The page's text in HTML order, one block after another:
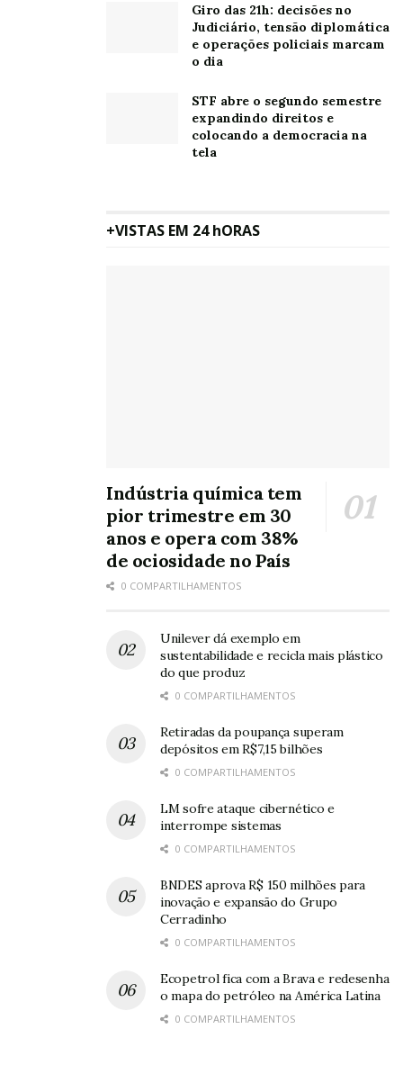
Giro das 21h: decisões no
Judiciário, tensão diplomática
e operações policiais marcam
o dia
STF abre o segundo semestre
expandindo direitos e
colocando a democracia na
tela
+VISTAS EM 24 hORAS
Indústria química tem
pior trimestre em 30
anos e opera com 38%
de ociosidade no País
0 COMPARTILHAMENTOS
Unilever dá exemplo em
sustentabilidade e recicla mais plástico
do que produz
0 COMPARTILHAMENTOS
Retiradas da poupança superam
depósitos em R$7,15 bilhões
0 COMPARTILHAMENTOS
LM sofre ataque cibernético e
interrompe sistemas
0 COMPARTILHAMENTOS
BNDES aprova R$ 150 milhões para
inovação e expansão do Grupo
Cerradinho
0 COMPARTILHAMENTOS
Ecopetrol fica com a Brava e redesenha
o mapa do petróleo na América Latina
0 COMPARTILHAMENTOS